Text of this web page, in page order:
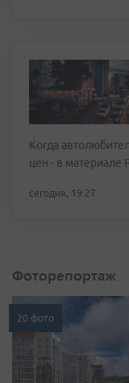
Когда
цен - в материале
сегодня, 19:27
Фоторепортаж
20 фото